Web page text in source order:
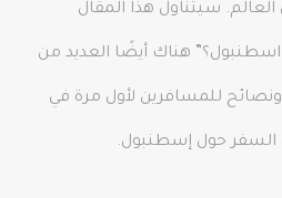
سيتناول هذا المقال
هناك أيضًا العديد من
للمسافرين لأول مرة في
حول إسطنبول.